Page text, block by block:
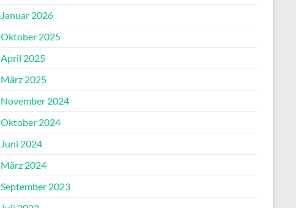
Januar 2026
Oktober 2025
April 2025
März 2025
November 2024
Oktober 2024
Juni 2024
März 2024
September 2023